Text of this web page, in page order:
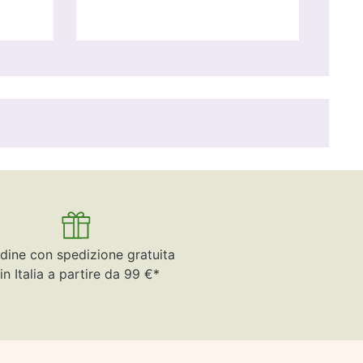
con spedizione gratuita
in Italia a partire da 99 €*